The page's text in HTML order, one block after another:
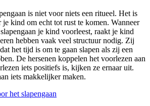
is niet voor niets een ritueel. Het is
kind om echt tot rust te komen. Wanneer
je kind voorleest, raakt je kind
hebben vaak veel structuur nodig. Zij
het tijd is om te gaan slapen als zij een
De hersenen koppelen het voorlezen aan
iets positiefs is, kijken ze ernaar uit.
iets makkelijker maken.